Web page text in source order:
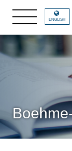
ENGLISH